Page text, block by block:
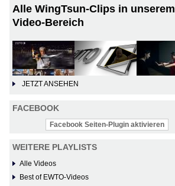
Alle WingTsun-Clips in unserem
Video-Bereich
JETZT ANSEHEN
FACEBOOK
Facebook Seiten-Plugin aktivieren
WEITERE PLAYLISTS
Alle Videos
Best of EWTO-Videos